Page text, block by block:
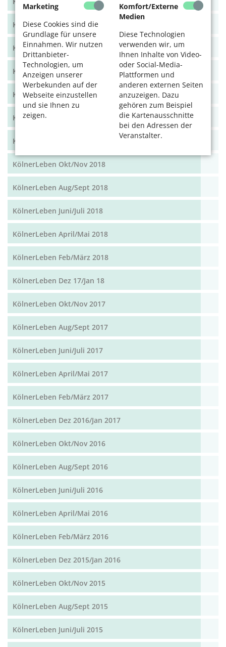
Marketing
Diese Cookies sind die
Grundlage für unsere
Einnahmen. Wir nutzen
Drittanbieter-
Technologien, um
Anzeigen unserer
Werbekunden auf der
Webseite einzustellen
und sie Ihnen zu
zeigen.
Komfort/Externe
Medien
Diese Technologien
verwenden wir, um
Ihnen Inhalte von Video-
oder Social-Media-
Plattformen und
anderen externen Seiten
anzuzeigen. Dazu
gehören zum Beispiel
die Kartenausschnitte
bei den Adressen der
Veranstalter.
KölnerLeben Okt/Nov 19
KölnerLeben Aug/Sept 2019
KölnerLeben Juni/Juli 2019
KölnerLeben April/Mai 2019
KölnerLeben Feb/März 2019
KölnerLeben Dez 18/Jan 19
KölnerLeben Okt/Nov 2018
KölnerLeben Aug/Sept 2018
KölnerLeben Juni/Juli 2018
KölnerLeben April/Mai 2018
KölnerLeben Feb/März 2018
KölnerLeben Dez 17/Jan 18
KölnerLeben Okt/Nov 2017
KölnerLeben Aug/Sept 2017
KölnerLeben Juni/Juli 2017
KölnerLeben April/Mai 2017
KölnerLeben Feb/März 2017
KölnerLeben Dez 2016/Jan 2017
KölnerLeben Okt/Nov 2016
KölnerLeben Aug/Sept 2016
KölnerLeben Juni/Juli 2016
KölnerLeben April/Mai 2016
KölnerLeben Feb/März 2016
KölnerLeben Dez 2015/Jan 2016
KölnerLeben Okt/Nov 2015
KölnerLeben Aug/Sept 2015
KölnerLeben Juni/Juli 2015